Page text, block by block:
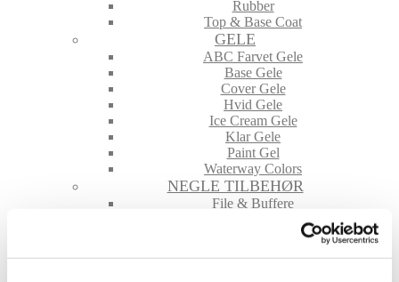
Rubber
Top & Base Coat
GELE
ABC Farvet Gele
Base Gele
Cover Gele
Hvid Gele
Ice Cream Gele
Klar Gele
Paint Gel
Waterway Colors
NEGLE TILBEHØR
File & Buffere
Glimmer & Pigmenter